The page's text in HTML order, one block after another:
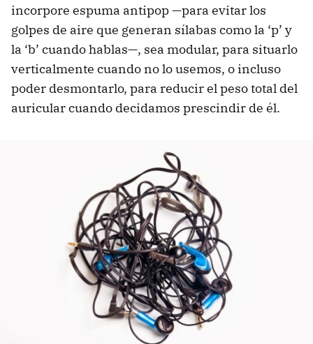
incorpore espuma antipop —para evitar los
golpes de aire que generan sílabas como la ‘p’ y
la ‘b’ cuando hablas—, sea modular, para situarlo
verticalmente cuando no lo usemos, o incluso
poder desmontarlo, para reducir el peso total del
auricular cuando decidamos prescindir de él.